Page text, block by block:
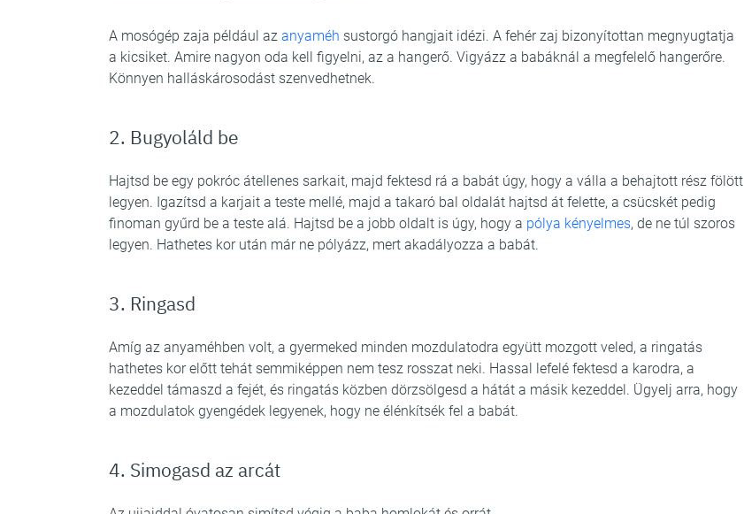
A mosógép zaja például az anyaméh sustorgó hangjait idézi. A fehér zaj bizonyítottan megnyugtatja
a kicsiket. Amire nagyon oda kell figyelni, az a hangerő. Vigyázz a babáknál a megfelelő hangerőre.
Könnyen halláskárosodást szenvedhetnek.
2. Bugyoláld be
Hajtsd be egy pokróc átellenes sarkait, majd fektesd rá a babát úgy, hogy a válla a behajtott rész fölött
legyen. Igazítsd a karjait a teste mellé, majd a takaró bal oldalát hajtsd át felette, a csücskét pedig
finoman gyűrd be a teste alá. Hajtsd be a jobb oldalt is úgy, hogy a pólya kényelmes, de ne túl szoros
legyen. Hathetes kor után már ne pólyázz, mert akadályozza a babát.
3. Ringasd
Amíg az anyaméhben volt, a gyermeked minden mozdulatodra együtt mozgott veled, a ringatás
hathetes kor előtt tehát semmiképpen nem tesz rosszat neki. Hassal lefelé fektesd a karodra, a
kezeddel támaszd a fejét, és ringatás közben dörzsölgesd a hátát a másik kezeddel. Ügyelj arra, hogy
a mozdulatok gyengédek legyenek, hogy ne élénkítsék fel a babát.
4. Simogasd az arcát